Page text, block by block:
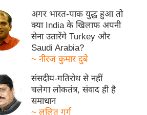
अगर भारत-पाक युद्ध हुआ तो
क्या India के खिलाफ अपनी
सेना उतारेंगे Turkey और
Saudi Arabia?
~ नीरज कुमार दुबे
संसदीय-गतिरोध से नहीं
चलेगा लोकतंत्र, संवाद ही है
समाधान
~ ललित गर्ग